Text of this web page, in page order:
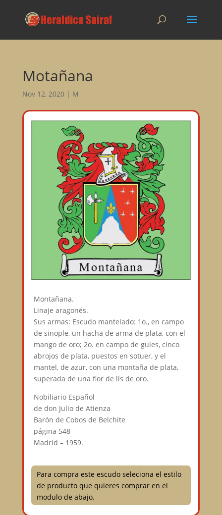
Motañana
Nov 12, 2020| M
Montañana.
Linaje aragonés.
Sus armas: Escudo mantelado: 1o., en campo
de sinople, un hacha de arma de plata, con el
mango de oro; 2o. en campo de gules, cinco
abrojos de plata, puestos en sotuer, y el
mantel, de azur, con una montaña de plata,
superada de una flor de lis de oro.
Nobiliario Español
de don Julio de Atienza
Barón de Cobos de Belchite
página 548
Madrid – 1959.
Para compra este escudo seleciona el estilo
de producto que quieres comprar en el
modulo de abajo.